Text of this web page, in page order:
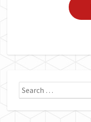
Search
for: